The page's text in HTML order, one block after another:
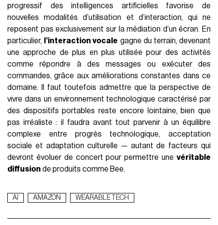
progressif des intelligences artificielles favorise de
nouvelles modalités d’utilisation et d’interaction, qui ne
reposent pas exclusivement sur la médiation d’un écran. En
particulier,
l’interaction vocale gagne du terrain, devenant
une approche de plus en plus utilisée pour des activités
comme répondre à des messages ou exécuter des
commandes, grâce aux améliorations constantes dans ce
domaine. Il faut toutefois admettre que la perspective de
vivre dans un environnement technologique caractérisé par
des dispositifs portables reste encore lointaine, bien que
pas irréaliste : il faudra avant tout parvenir à un équilibre
complexe entre progrès technologique, acceptation
sociale et adaptation culturelle — autant de facteurs qui
devront évoluer de concert pour permettre une véritable
diffusion de produits comme Bee.
AI AMAZON WEARABLE TECH